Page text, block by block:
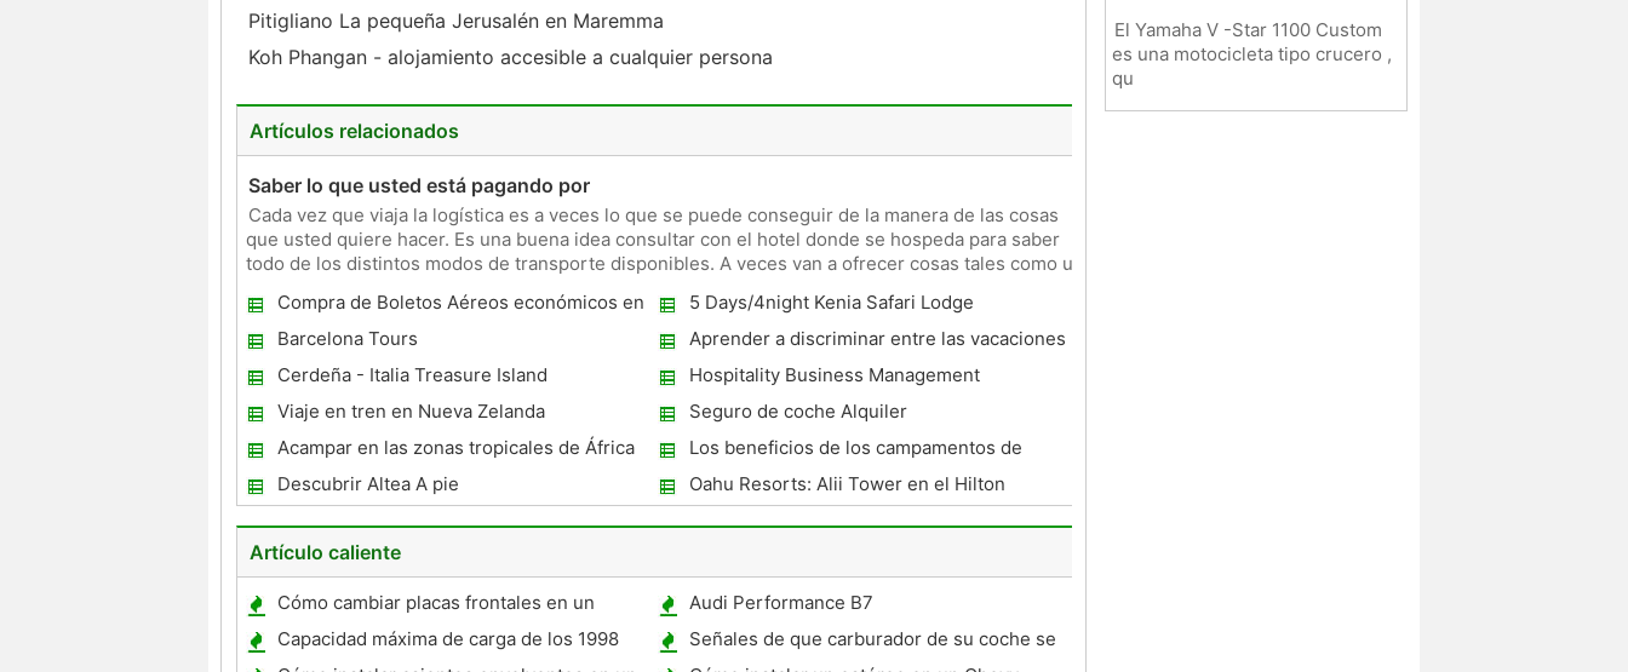
Pitigliano La pequeña Jerusalén en Maremma
Koh Phangan - alojamiento accesible a cualquier persona
Artículos relacionados
Saber lo que usted está pagando por
Cada vez que viaja la logística es a veces lo que se puede conseguir de la manera de las cosas
que usted quiere hacer. Es una buena idea consultar con el hotel donde se hospeda para saber
todo de los distintos modos de transporte disponibles. A veces van a ofrecer cosas tales como un
Compra de Boletos Aéreos económicos en
India
5 Days/4night Kenia Safari Lodge
Barcelona Tours
Aprender a discriminar entre las vacaciones
y experiencias de viaje
Cerdeña - Italia Treasure Island
Hospitality Business Management
Challenge - Ferias, conferencias y otros
eventos
Viaje en tren en Nueva Zelanda
Seguro de coche Alquiler
Acampar en las zonas tropicales de África
Los beneficios de los campamentos de
verano en el noreste de nosotros
Descubrir Altea A pie
Oahu Resorts: Alii Tower en el Hilton
Hawaiian Village Beach Resort & Spa
Artículo caliente
Cómo cambiar placas frontales en un
estéreo de automóvil
Audi Performance B7
Capacidad máxima de carga de los 1998
Señales de que carburador de su coche se
El Yamaha V -Star 1100 Custom
es una motocicleta tipo crucero ,
qu